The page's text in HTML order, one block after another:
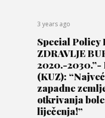
3 years ago
Special Policy
ZDRAVLJE
2020.-2030.”-
(KUZ):
zapadne
otkrivanja
liječenja!”